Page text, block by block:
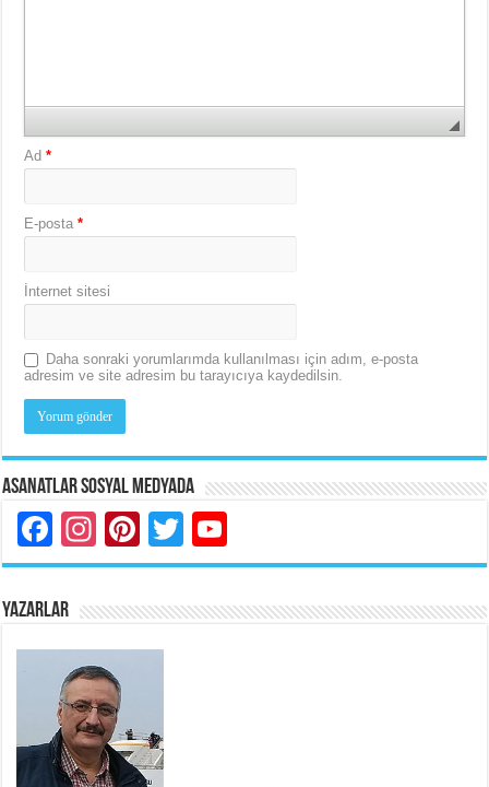
Ad*
E-posta*
İnternet sitesi
Daha sonraki yorumlarımda kullanılması için adım, e-posta
adresim ve site adresim bu tarayıcıya kaydedilsin.
Asanatlar Sosyal Medyada
Facebook
Instagram
Pinterest
Twitter
YAZARLAR